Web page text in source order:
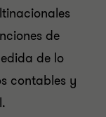
de
de lo
contables y